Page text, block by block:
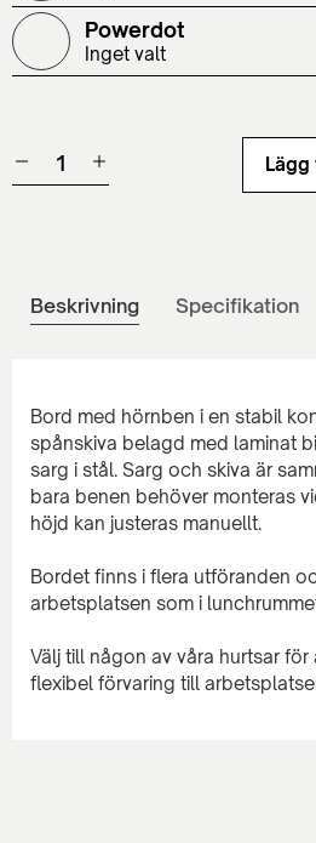
Powerdot
Inget valt
Beskrivning Specifikation
Bord med hörnben i en stabil
spånskiva belagd med laminat
sarg i stål. Sarg och skiva är
bara benen behöver monteras
höjd kan justeras manuellt.
Bordet finns i flera utföranden
arbetsplatsen som i
Välj till någon av våra hurtsar